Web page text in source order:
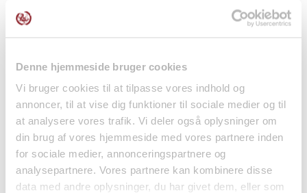
Denne hjemmeside bruger cookies
Vi bruger cookies til at tilpasse vores indhold og
annoncer, til at vise dig funktioner til sociale medier og til
at analysere vores trafik. Vi deler også oplysninger om
din brug af vores hjemmeside med vores partnere inden
for sociale medier, annonceringspartnere og
analysepartnere. Vores partnere kan kombinere disse
data med andre oplysninger, du har givet dem, eller som
Jordbær Vingummi 102g
Kasugai
Snacks
Kun Sjælland & Lolland-Falster
Honning Ristede
Pistacie Mochi Is
6x32g...
Frostvarer